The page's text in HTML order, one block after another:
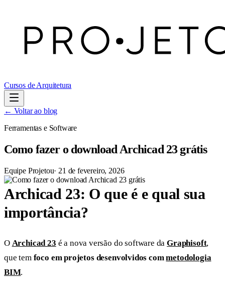
Cursos de Arquitetura
← Voltar ao blog
Ferramentas e Software
Como fazer o download Archicad 23 grátis
Equipe Projetou· 21 de fevereiro, 2026
Archicad 23: O que é e qual sua
importância?
O Archicad 23 é a nova versão do software daGraphisoft,
que tem foco em projetos desenvolvidos commetodologia
BIM.